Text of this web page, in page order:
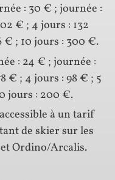
: 30 € ; journée :
€ ; 4 jours : 132
€ ; 10 jours : 300 €.
: 24 € ; journée :
€ ; 4 jours : 98 € ; 5
jours : 200 €.
à un tarif
de skier sur les
Ordino/Arcalis.